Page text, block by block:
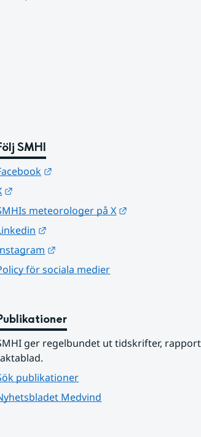
SMHI
meteorologer på X
för sociala medier
ger regelbundet ut tidskrifter,
publikationer
Medvind